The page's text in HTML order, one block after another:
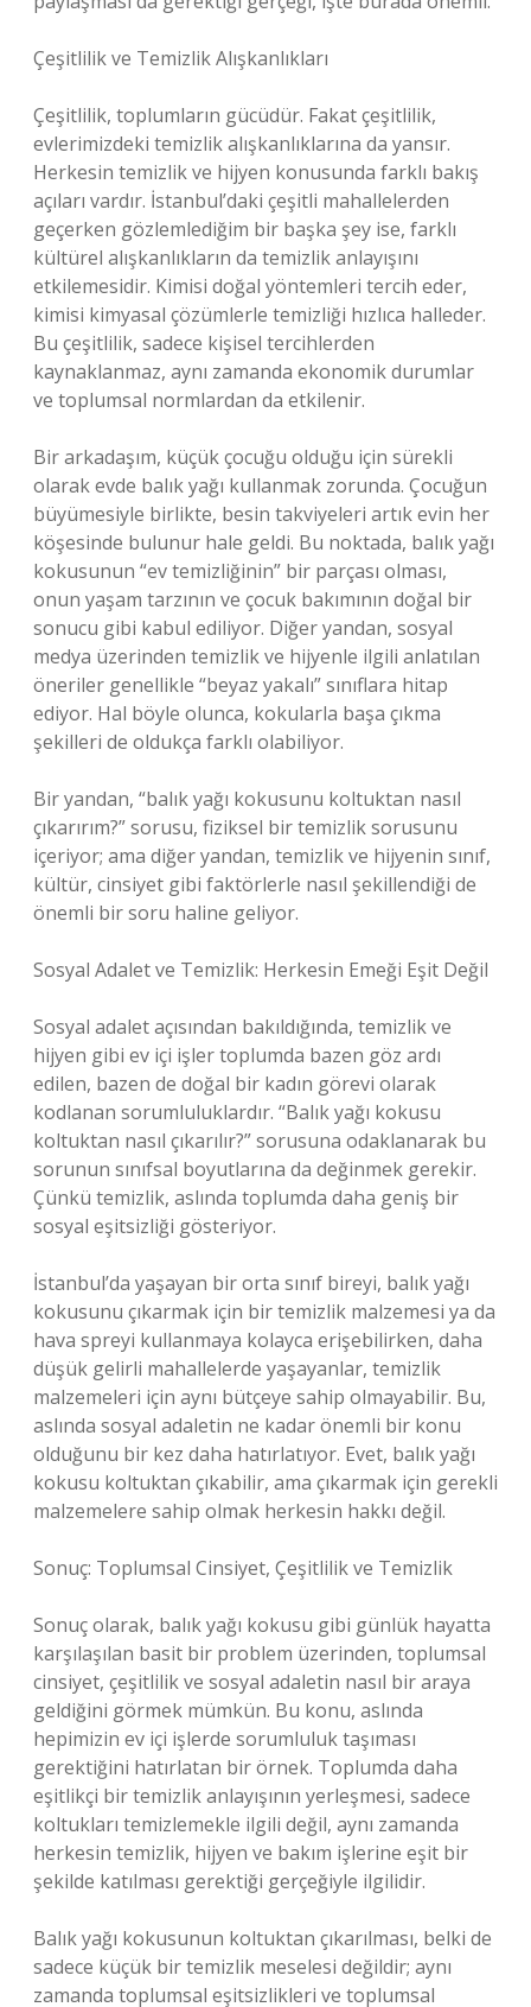
Çeşitlilik ve Temizlik Alışkanlıkları
Çeşitlilik, toplumların gücüdür. Fakat çeşitlilik,
evlerimizdeki temizlik alışkanlıklarına da yansır.
Herkesin temizlik ve hijyen konusunda farklı bakış
açıları vardır. İstanbul’daki çeşitli mahallelerden
geçerken gözlemlediğim bir başka şey ise, farklı
kültürel alışkanlıkların da temizlik anlayışını
etkilemesidir. Kimisi doğal yöntemleri tercih eder,
kimisi kimyasal çözümlerle temizliği hızlıca halleder.
Bu çeşitlilik, sadece kişisel tercihlerden
kaynaklanmaz, aynı zamanda ekonomik durumlar
ve toplumsal normlardan da etkilenir.
Bir arkadaşım, küçük çocuğu olduğu için sürekli
olarak evde balık yağı kullanmak zorunda. Çocuğun
büyümesiyle birlikte, besin takviyeleri artık evin her
köşesinde bulunur hale geldi. Bu noktada, balık yağı
kokusunun “ev temizliğinin” bir parçası olması,
onun yaşam tarzının ve çocuk bakımının doğal bir
sonucu gibi kabul ediliyor. Diğer yandan, sosyal
medya üzerinden temizlik ve hijyenle ilgili anlatılan
öneriler genellikle “beyaz yakalı” sınıflara hitap
ediyor. Hal böyle olunca, kokularla başa çıkma
şekilleri de oldukça farklı olabiliyor.
Bir yandan, “balık yağı kokusunu koltuktan nasıl
çıkarırım?” sorusu, fiziksel bir temizlik sorusunu
içeriyor; ama diğer yandan, temizlik ve hijyenin sınıf,
kültür, cinsiyet gibi faktörlerle nasıl şekillendiği de
önemli bir soru haline geliyor.
Sosyal Adalet ve Temizlik: Herkesin Emeği Eşit Değil
Sosyal adalet açısından bakıldığında, temizlik ve
hijyen gibi ev içi işler toplumda bazen göz ardı
edilen, bazen de doğal bir kadın görevi olarak
kodlanan sorumluluklardır. “Balık yağı kokusu
koltuktan nasıl çıkarılır?” sorusuna odaklanarak bu
sorunun sınıfsal boyutlarına da değinmek gerekir.
Çünkü temizlik, aslında toplumda daha geniş bir
sosyal eşitsizliği gösteriyor.
İstanbul’da yaşayan bir orta sınıf bireyi, balık yağı
kokusunu çıkarmak için bir temizlik malzemesi ya da
hava spreyi kullanmaya kolayca erişebilirken, daha
düşük gelirli mahallelerde yaşayanlar, temizlik
malzemeleri için aynı bütçeye sahip olmayabilir. Bu,
aslında sosyal adaletin ne kadar önemli bir konu
olduğunu bir kez daha hatırlatıyor. Evet, balık yağı
kokusu koltuktan çıkabilir, ama çıkarmak için gerekli
malzemelere sahip olmak herkesin hakkı değil.
Sonuç: Toplumsal Cinsiyet, Çeşitlilik ve Temizlik
Sonuç olarak, balık yağı kokusu gibi günlük hayatta
karşılaşılan basit bir problem üzerinden, toplumsal
cinsiyet, çeşitlilik ve sosyal adaletin nasıl bir araya
geldiğini görmek mümkün. Bu konu, aslında
hepimizin ev içi işlerde sorumluluk taşıması
gerektiğini hatırlatan bir örnek. Toplumda daha
eşitlikçi bir temizlik anlayışının yerleşmesi, sadece
koltukları temizlemekle ilgili değil, aynı zamanda
herkesin temizlik, hijyen ve bakım işlerine eşit bir
şekilde katılması gerektiği gerçeğiyle ilgilidir.
Balık yağı kokusunun koltuktan çıkarılması, belki de
sadece küçük bir temizlik meselesi değildir; aynı
zamanda toplumsal eşitsizlikleri ve toplumsal